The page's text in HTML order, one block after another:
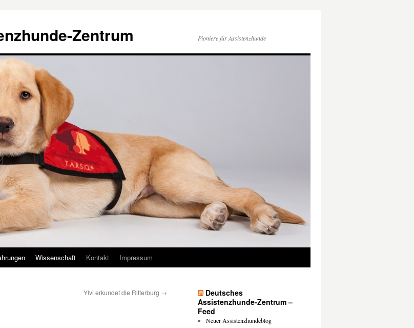
Zentrum Pioniere für Assistenzhunde
Wissenschaft Kontakt Impressum
Ylvi erkundet die Ritterburg →
Deutsches
Assistenzhunde-Zentrum –
Feed
Neuer Assistenzhundeblog